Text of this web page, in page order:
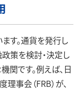
す。通貨を発行し
策を検討・決定し
関です。例えば、日
事会（FRB）が、